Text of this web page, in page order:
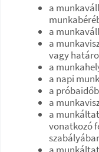
a
a
a
vagy
a
a napi
a
a
a
vonatkozó